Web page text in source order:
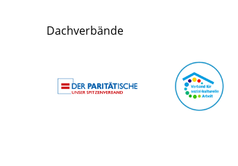
Dachverbände